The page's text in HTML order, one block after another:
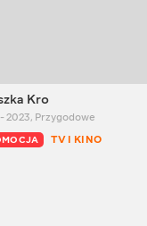
Kro
2023, Przygodowe
TV I KINO